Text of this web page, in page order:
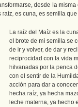
desde la
raíz, es cuna, es semilla
La raíz del Maíz es la
el brote de mi semilla se
de ir y volver, de dar y
reciprocidad con la vida
hilvanadas por la penca
con el sentir de la
acción para dar a
hecha raíz, ya hecha
leche materna, ya hecho